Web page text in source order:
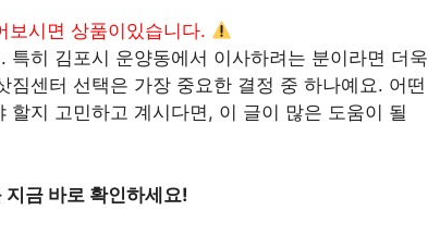
보시면 상품이있습니다.
히 김포시 운양동에서 이사하려는 분이라면 더욱
센터 선택은 가장 중요한 결정 중 하나예요. 어떤
지 고민하고 계시다면, 이 글이 많은 도움이 될
금 바로 확인하세요!